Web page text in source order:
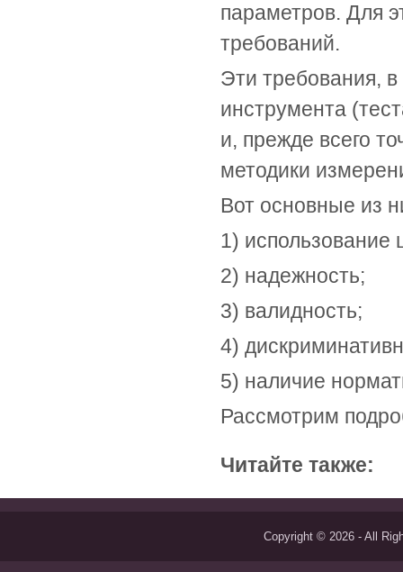
параметров. Для
требований.
Эти требования, в
инструмента
и, прежде всего
методики
Вот основные из
1)
2) надежность;
3) валидность;
4)
5) наличие
Рассмотрим
Читайте также:
Copyright © 2026 - All